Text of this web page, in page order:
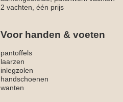
2 vachten, één prijs
Voor handen & voeten
pantoffels
laarzen
inlegzolen
handschoenen
wanten